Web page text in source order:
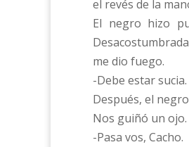
el revés de la
El negro hizo
me dio fuego.
-Debe estar sucia.
Después, el
Nos guiñó un ojo.
-Pasa vos, Cacho.